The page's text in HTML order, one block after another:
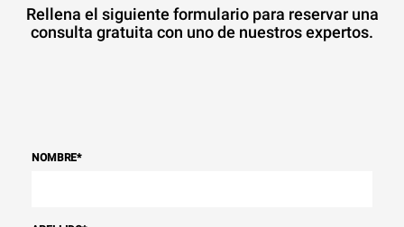
Rellena el siguiente formulario para reservar una
consulta gratuita con uno de nuestros expertos.
NOMBRE*